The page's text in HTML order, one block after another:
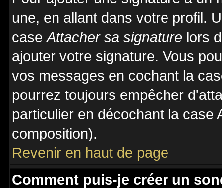
une, en allant dans votre profil.
caseAttacher sa signature lors
ajouter votre signature. Vous
vos messages en cochant la
pourrez toujours empêcher
particulier en décochant la case
composition).
Revenir en haut de page
Comment puis-je créer un